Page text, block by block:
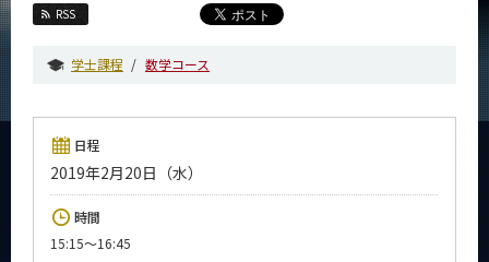
RSS
学士課程 数学コース
日程
2019年2月20日（水）
時間
15:15～16:45
入学案内
Admissions
数学系 News